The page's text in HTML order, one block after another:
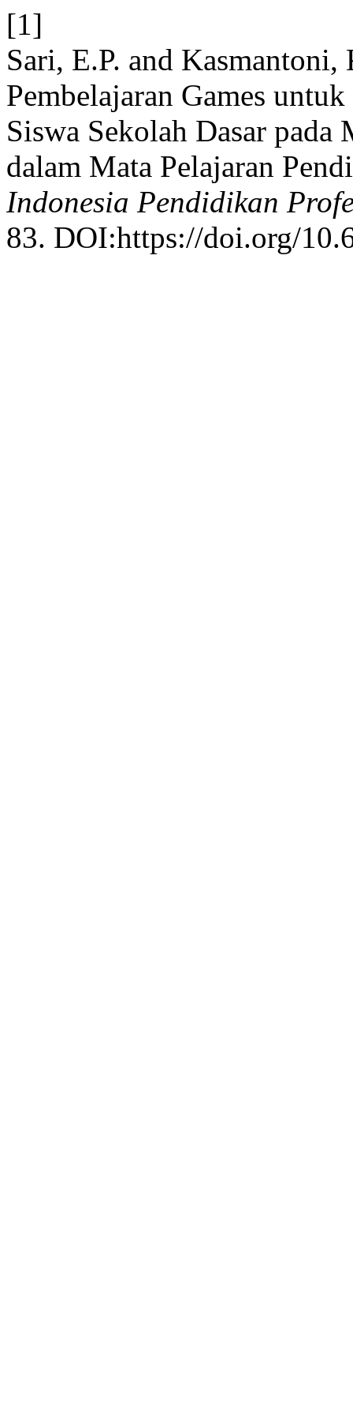
[1]
Sari, E.P. and
Pembelajaran Games
Siswa Sekolah Dasar
dalam Mata Pelajaran
Indonesia Pendidikan
83. DOI:https://doi.org/